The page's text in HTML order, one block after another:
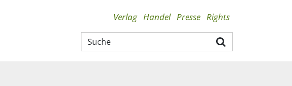
Verlag Handel Presse Rights